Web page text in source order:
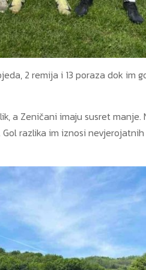
2 remija i 13 poraza dok im
a Zeničani imaju susret manje.
razlika im iznosi nevjerojatnih